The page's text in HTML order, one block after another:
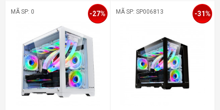
MÃ SP: 0 -27% MÃ SP: SP006813 -31%